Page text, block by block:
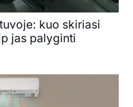
kuo skiriasi
jas palyginti